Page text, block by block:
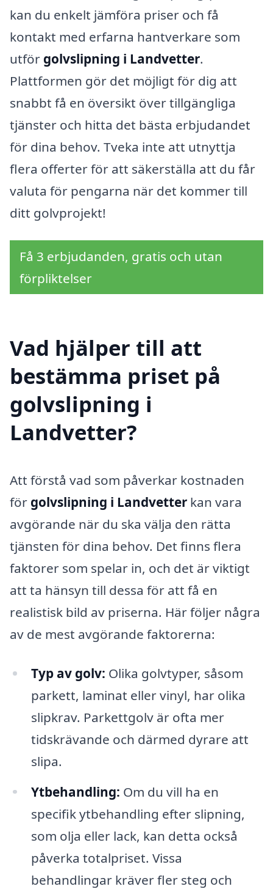
kan du enkelt jämföra priser och få
kontakt med erfarna hantverkare som
utför golvslipning i Landvetter.
Plattformen gör det möjligt för dig att
snabbt få en översikt över tillgängliga
tjänster och hitta det bästa erbjudandet
för dina behov. Tveka inte att utnyttja
flera offerter för att säkerställa att du får
valuta för pengarna när det kommer till
ditt golvprojekt!
Få 3 erbjudanden, gratis och utan
förpliktelser
Vad hjälper till att
bestämma priset på
golvslipning i
Landvetter?
Att förstå vad som påverkar kostnaden
för golvslipning i Landvetter kan vara
avgörande när du ska välja den rätta
tjänsten för dina behov. Det finns flera
faktorer som spelar in, och det är viktigt
att ta hänsyn till dessa för att få en
realistisk bild av priserna. Här följer några
av de mest avgörande faktorerna:
Typ av golv: Olika golvtyper, såsom
parkett, laminat eller vinyl, har olika
slipkrav. Parkettgolv är ofta mer
tidskrävande och därmed dyrare att
slipa.
Ytbehandling: Om du vill ha en
specifik ytbehandling efter slipning,
som olja eller lack, kan detta också
påverka totalpriset. Vissa
behandlingar kräver fler steg och